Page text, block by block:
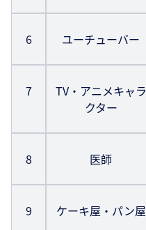
6 ユーチューバー
7
TV・アニメキャラ
クター
8 医師
9 ケーキ屋・パン屋